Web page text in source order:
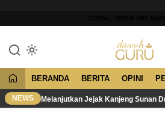
konten
Dawuh Guru
Merawat Tradisi,
BERANDA BERITA OPINI
NEWS Melanjutkan Jejak Kanjeng Sunan